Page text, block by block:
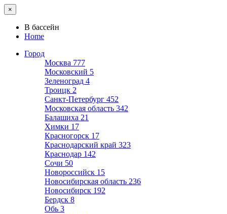
×
В бассейн
Home
Город
Москва 777
Московский 5
Зеленоград 4
Троицк 2
Санкт-Петербург 452
Московская область 342
Балашиха 21
Химки 17
Красногорск 17
Краснодарский край 323
Краснодар 142
Сочи 50
Новороссийск 15
Новосибирская область 236
Новосибирск 192
Бердск 8
Обь 3